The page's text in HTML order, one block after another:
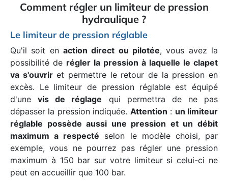
Comment régler un limiteur de pression
hydraulique ?
Le limiteur de pression réglable
Qu'il soit en action direct ou pilotée, vous avez la
possibilité de régler la pression à laquelle le clapet
va s'ouvriret permettre le retour de la pression en
excès. Le limiteur de pression réglable est équipé
d'unevis de réglage qui permettra de ne pas
dépasser la pression indiquée. Attention : un limiteur
réglable possède aussi une pression et un débit
maximum a respecté selon le modèle choisi, par
exemple, vous ne pourrez pas régler une pression
maximum à 150 bar sur votre limiteur si celui-ci ne
peut en accueillir que 100 bar.